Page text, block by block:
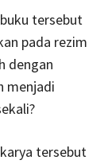
tersebut
pada rezim
dengan
menjadi
tersebut